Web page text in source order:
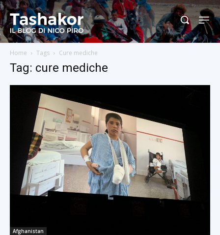
Home Tags Cure mediche
Tag: cure mediche
Afghanistan